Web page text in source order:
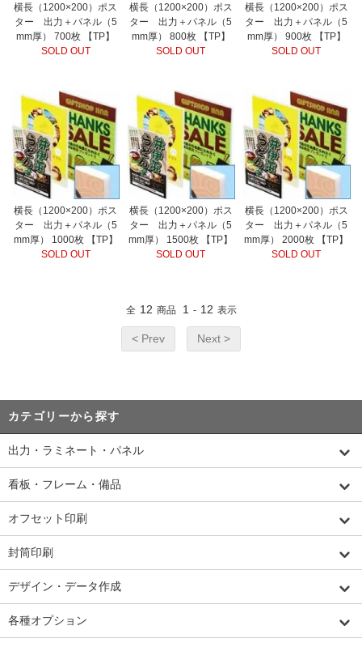
横長（1200×200）ポス
ター 出力＋パネル（5
mm厚） 700枚 【TP】
SOLD OUT
横長（1200×200）ポス
ター 出力＋パネル（5
mm厚） 800枚 【TP】
SOLD OUT
横長（1200×200）ポス
ター 出力＋パネル（5
mm厚） 900枚 【TP】
SOLD OUT
横長（1200×200）ポス
ター 出力＋パネル（5
mm厚） 1000枚 【TP】
SOLD OUT
横長（1200×200）ポス
ター 出力＋パネル（5
mm厚） 1500枚 【TP】
SOLD OUT
横長（1200×200）ポス
ター 出力＋パネル（5
mm厚） 2000枚 【TP】
SOLD OUT
全 12 商品 1 - 12 表示
< Prev Next >
カテゴリーから探す
出力・ラミネート・パネル
看板・フレーム・備品
オフセット印刷
封筒印刷
デザイン・データ作成
各種オプション